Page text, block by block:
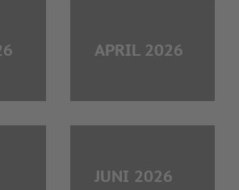
APRIL 2026
JUNI 2026